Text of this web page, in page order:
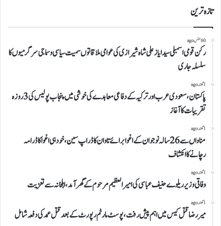
تازہ ترین
60 منٹس ago
رکن قومی اسمبلی سید ایاز علی شاہ شیرازی کی عوامی ملاقاتوں سمیت سیاسی و سماجی سرگرمیوں کا
سلسلہ جاری
1 گھنٹہ ago
پاکستان، سعودی عرب اور ترکیہ کے دفاعی معاہدے کی خوشی میں پنجاب پولیس کی 3 روزہ
تقریبات کا آغاز
1 گھنٹہ ago
مناواں سے 26 سالہ نوجوان کے اغوا برائے تاوان کا ڈراپ سین، خود ہی اغوا کا ڈرامہ
رچانے کا انکشاف
1 گھنٹہ ago
وفاقی وزیر ریلوے حنیف عباسی کی امیر العظیم مرحوم کے گھر آمد، اہلخانہ سے تعزیت
1 گھنٹہ ago
میر رضا قتل کیس میں اہم پیش رفت، پوسٹ مارٹم رپورٹ کے بعد قتل عمد کی دفعہ شامل